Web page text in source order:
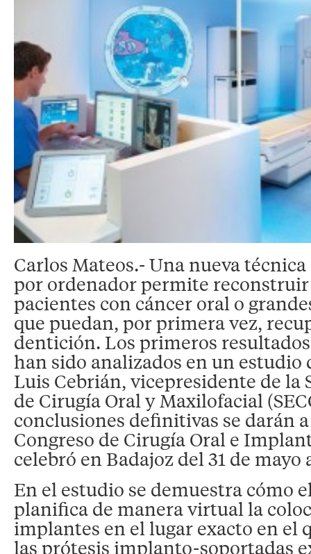
Carlos Mateos.- Una nueva
por ordenador permite
pacientes con cáncer oral o
que puedan, por primera vez,
dentición. Los primeros
han sido analizados en un estudio
Luis Cebrián, vicepresidente de la
de Cirugía Oral y Maxilofacial
conclusiones definitivas se darán
Congreso de Cirugía Oral e
celebró en Badajoz del 31 de mayo
En el estudio se demuestra cómo
planifica de manera virtual la
implantes en el lugar exacto en el
las prótesis implanto-soportadas